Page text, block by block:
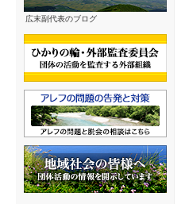
広末副代表のブログ